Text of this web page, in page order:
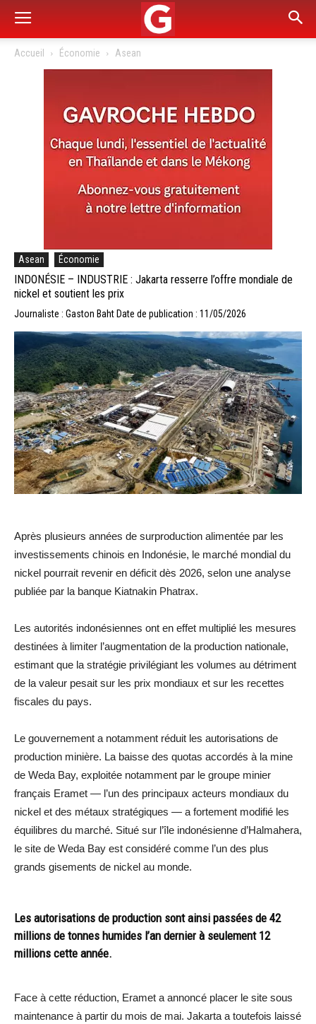
Accueil Économie Asean
Asean Économie
INDONÉSIE – INDUSTRIE : Jakarta resserre l’offre mondiale de
nickel et soutient les prix
Journaliste : Gaston Baht Date de publication : 11/05/2026
Après plusieurs années de surproduction alimentée par les
investissements chinois en Indonésie, le marché mondial du
nickel pourrait revenir en déficit dès 2026, selon une analyse
publiée par la banque Kiatnakin Phatrax.
Les autorités indonésiennes ont en effet multiplié les mesures
destinées à limiter l’augmentation de la production nationale,
estimant que la stratégie privilégiant les volumes au détriment
de la valeur pesait sur les prix mondiaux et sur les recettes
fiscales du pays.
Le gouvernement a notamment réduit les autorisations de
production minière. La baisse des quotas accordés à la mine
de Weda Bay, exploitée notamment par le groupe minier
français Eramet — l’un des principaux acteurs mondiaux du
nickel et des métaux stratégiques — a fortement modifié les
équilibres du marché. Situé sur l’île indonésienne d’Halmahera,
le site de Weda Bay est considéré comme l’un des plus
grands gisements de nickel au monde.
Les autorisations de production sont ainsi passées de 42
millions de tonnes humides l’an dernier à seulement 12
millions cette année.
Face à cette réduction, Eramet a annoncé placer le site sous
maintenance à partir du mois de mai. Jakarta a toutefois laissé